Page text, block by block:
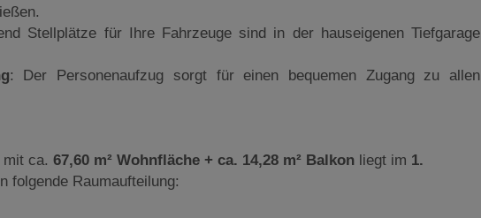
Stellplätze für Ihre Fahrzeuge sind in der hauseigenen Tiefgarage
: Der Personenaufzug sorgt für einen bequemen Zugang zu allen
mit ca. 67,60 m² Wohnfläche + ca. 14,28 m² Balkon liegt im 1.
folgende Raumaufteilung: